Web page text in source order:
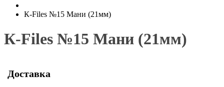
К-Files №15 Мани (21мм)
К-Files №15 Мани (21мм)
Доставка